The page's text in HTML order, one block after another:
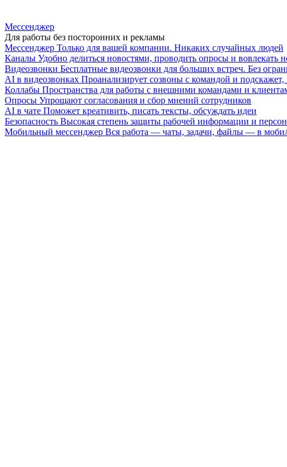
Мессенджер
Для работы без посторонних и рекламы
Мессенджер Только для вашей компании. Никаких случайных людей
Каналы Удобно делиться новостями, проводить опросы и вовлекать
Видеозвонки Бесплатные видеозвонки для больших встреч. Без
AI в видеозвонках Проанализирует созвоны с командой и подскажет,
Коллабы Пространства для работы с внешними командами и
Опросы Упрощают согласования и сбор мнений сотрудников
AI в чате Поможет креативить, писать тексты, обсуждать идеи
Безопасность Высокая степень защиты рабочей информации и
Мобильный мессенджер Вся работа — чаты, задачи, файлы — в